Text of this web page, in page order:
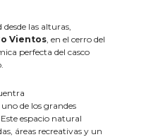
las alturas,
Vientos , en el cerro del
perfecta del casco
, uno de los grandes
espacio natural
áreas recreativas y un